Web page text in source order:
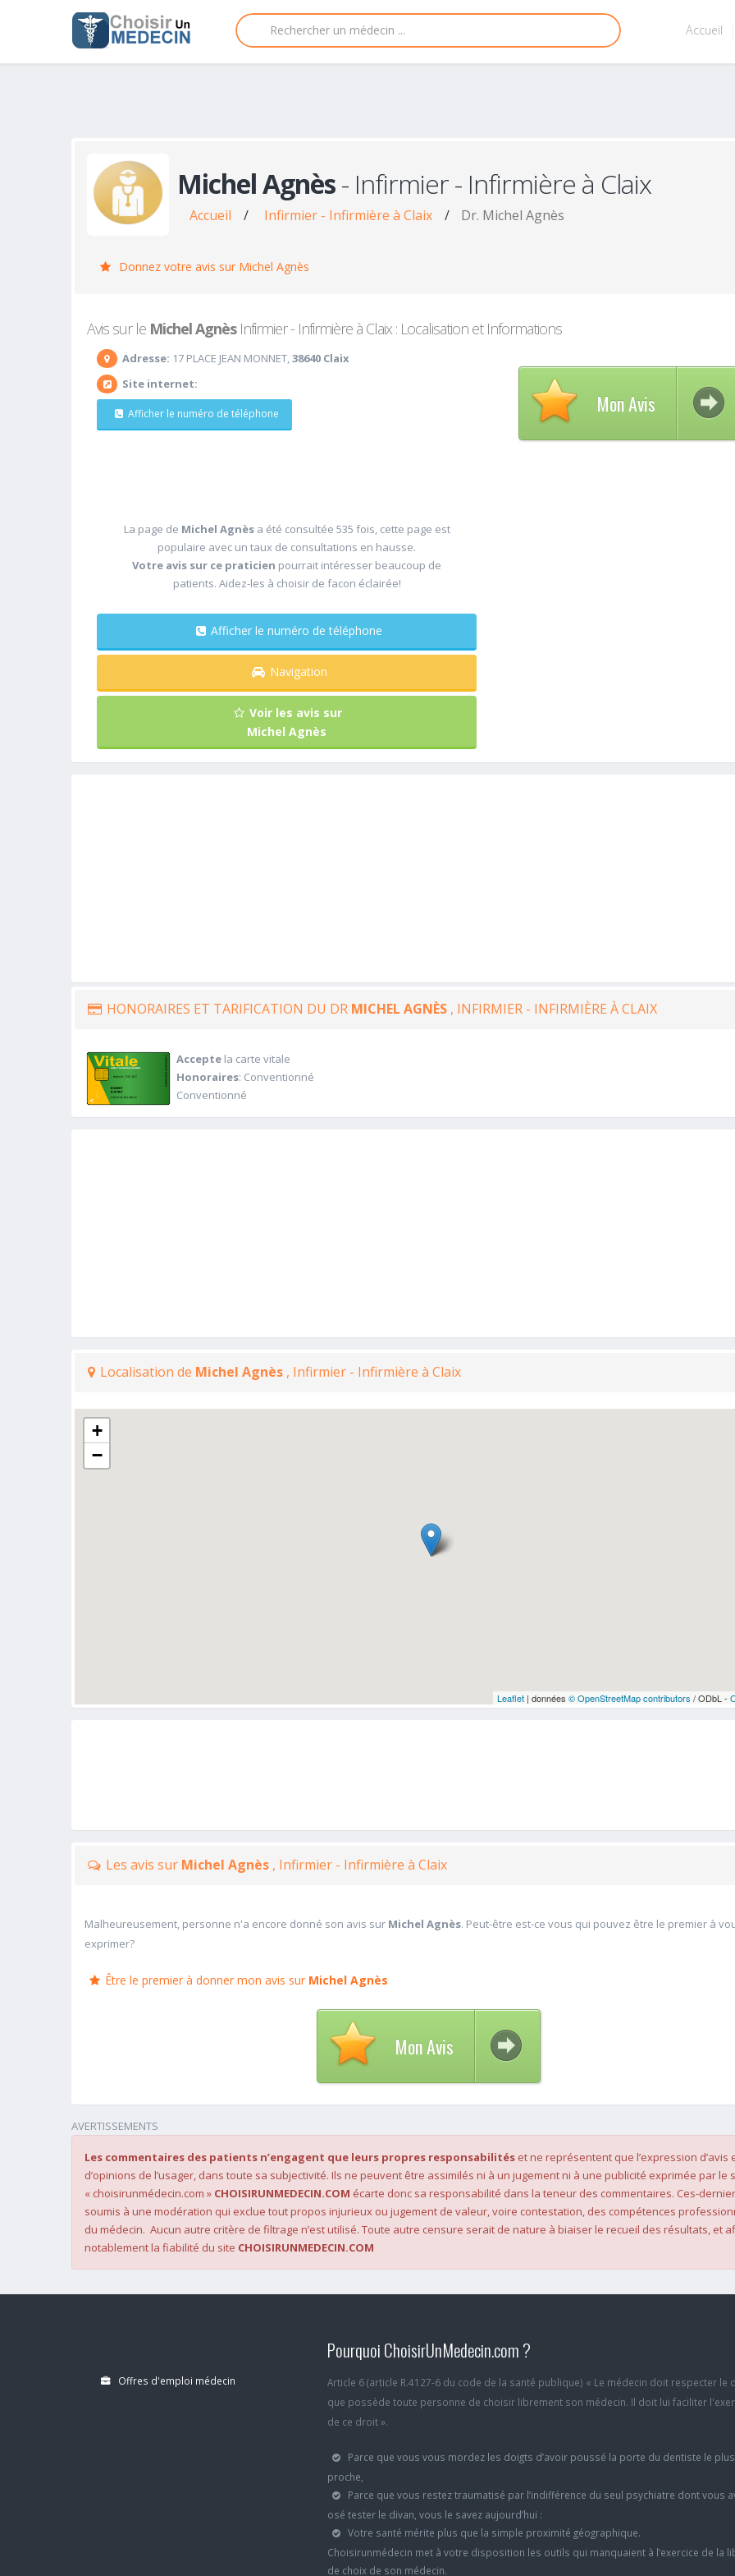
Accueil
Michel Agnès- Infirmier - Infirmière à Claix
Accueil / Infirmier - Infirmière à Claix / Dr. Michel Agnès
Donnez votre avis sur Michel Agnès
Avis sur le Michel AgnèsInfirmier - Infirmière à Claix : Localisation et Informations
Adresse: 17 PLACE JEAN MONNET,38640 Claix
Site internet:
Afficher le numéro de téléphone
La page de Michel Agnès a été consultée 535 fois, cette page est
populaire avec un taux de consultations en hausse.
Votre avis sur ce praticien pourrait intéresser beaucoup de
patients. Aidez-les à choisir de facon éclairée!
Afficher le numéro de téléphone
Navigation
Voir les avis sur
Michel Agnès
Mon Avis
HONORAIRES ET TARIFICATION DU DR MICHEL AGNÈS , INFIRMIER - INFIRMIÈRE À CLAIX
Acceptela carte vitale
Honoraires: Conventionné
Conventionné
Localisation de Michel Agnès , Infirmier - Infirmière à Claix
+
−
Leaflet| données © OpenStreetMap contributors / ODbL -
Les avis sur Michel Agnès , Infirmier - Infirmière à Claix
Malheureusement, personne n'a encore donné son avis sur Michel Agnès. Peut-être est-ce vous qui pouvez être le premier à
exprimer?
Être le premier à donner mon avis sur Michel Agnès
Mon Avis
AVERTISSEMENTS
Les commentaires des patients n’engagent que leurs propres responsabilités et ne représentent que l’expression d’avis
d’opinions de l’usager, dans toute sa subjectivité. Ils ne peuvent être assimilés ni à un jugement ni à une publicité exprimée par le
« choisirunmédecin.com » CHOISIRUNMEDECIN.COM écarte donc sa responsabilité dans la teneur des commentaires. Ces-
soumis à une modération qui exclue tout propos injurieux ou jugement de valeur, voire contestation, des compétences
du médecin. Aucun autre critère de filtrage n’est utilisé. Toute autre censure serait de nature à biaiser le recueil des résultats, et
notablement la fiabilité du site CHOISIRUNMEDECIN.COM
Offres d'emploi médecin
Pourquoi ChoisirUnMedecin.com ?
Article 6 (article R.4127-6 du code de la santé publique) « Le médecin doit respecter le
que possède toute personne de choisir librement son médecin. Il doit lui faciliter
de ce droit ».
Parce que vous vous mordez les doigts d’avoir poussé la porte du dentiste le plus
proche,
Parce que vous restez traumatisé par l’indifférence du seul psychiatre dont vous
osé tester le divan, vous le savez aujourd’hui :
Votre santé mérite plus que la simple proximité géographique.
Choisirunmédecin met à votre disposition les outils qui manquaient à l’exercice de la
de choix de son médecin.